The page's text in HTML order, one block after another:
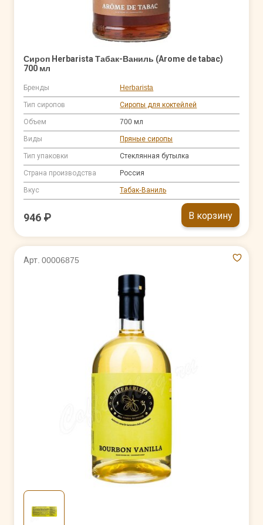
Сироп Herbarista Табак-Ваниль (Arome de tabac)
700 мл
Бренды Herbarista
Тип сиропов Сиропы для коктейлей
Объем 700 мл
Виды Пряные сиропы
Тип упаковки Стеклянная бутылка
Страна производства Россия
Вкус Табак-Ваниль
946 ₽ В корзину
Арт. 00006875